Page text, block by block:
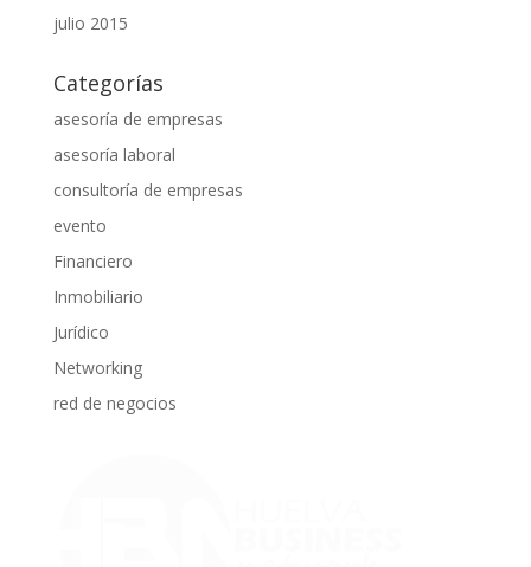
julio 2015
Categorías
asesoría de empresas
asesoría laboral
consultoría de empresas
evento
Financiero
Inmobiliario
Jurídico
Networking
red de negocios